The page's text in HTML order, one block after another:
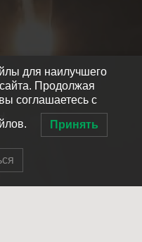
для наилучшего
Продолжая
соглашаетесь с
Принять